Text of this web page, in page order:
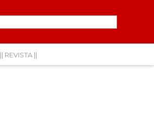
|| REVISTA ||